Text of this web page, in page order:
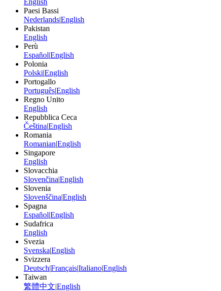
Paesi Bassi
Nederlands|English
Pakistan
English
Perù
Español|English
Polonia
Polski|English
Portogallo
Português|English
Regno Unito
English
Repubblica Ceca
Čeština|English
Romania
Romanian|English
Singapore
English
Slovacchia
Slovenčina|English
Slovenia
Slovenščina|English
Spagna
Español|English
Sudafrica
English
Svezia
Svenska|English
Svizzera
Deutsch|Français|Italiano|English
Taiwan
繁體中文|English